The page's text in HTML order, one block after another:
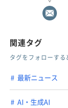
関連タグ
タグをフォローす
最新ニュース
AI・生成AI